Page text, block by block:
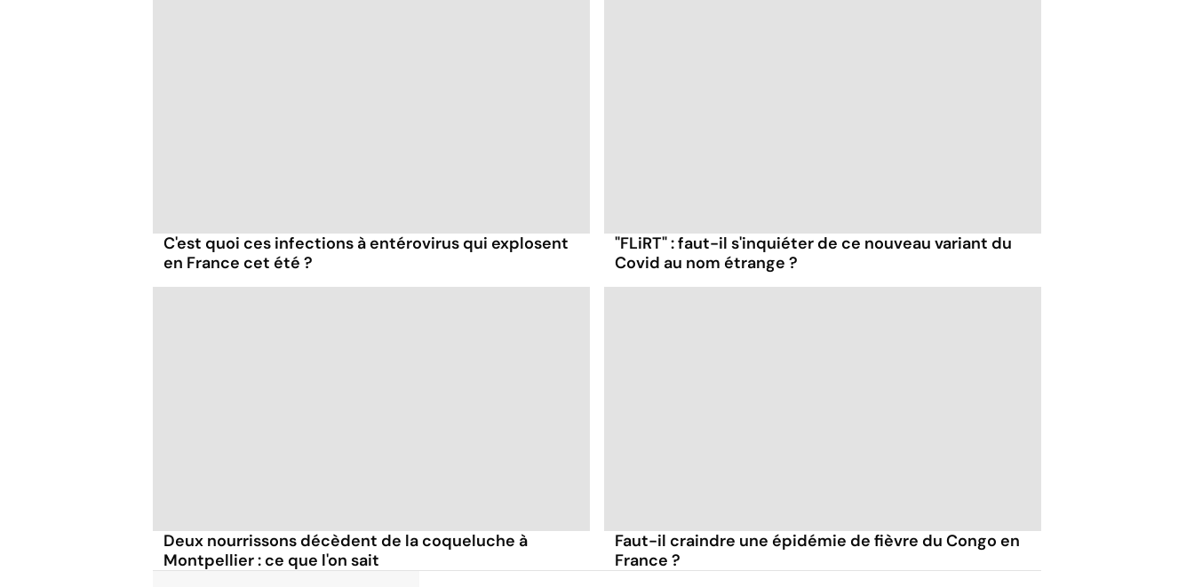
C'est quoi ces infections à entérovirus qui explosent
en France cet été ?
"FLiRT" : faut-il s'inquiéter de ce nouveau variant du
Covid au nom étrange ?
Deux nourrissons décèdent de la coqueluche à
Montpellier : ce que l'on sait
Faut-il craindre une épidémie de fièvre du Congo en
France ?